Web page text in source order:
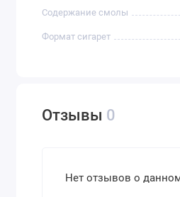
Содержание смолы
Формат сигарет
Отзывы 0
Нет отзывов о